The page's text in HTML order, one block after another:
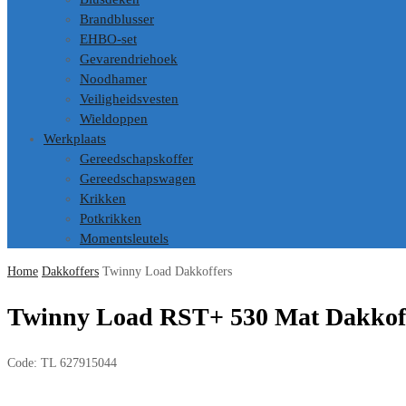
Brandblusser
EHBO-set
Gevarendriehoek
Noodhamer
Veiligheidsvesten
Wieldoppen
Werkplaats
Gereedschapskoffer
Gereedschapswagen
Krikken
Potkrikken
Momentsleutels
Home Dakkoffers Twinny Load Dakkoffers
Twinny Load RST+ 530 Mat
Code: TL 627915044